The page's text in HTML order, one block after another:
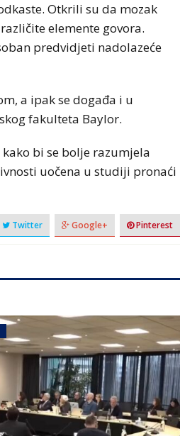
Otkrili su da mozak
elemente govora.
predvidjeti nadolazeće
a ipak se događa i u
fakulteta Baylor.
bi se bolje razumjela
uočena u studiji pronaći
Twitter Google+ Pinterest